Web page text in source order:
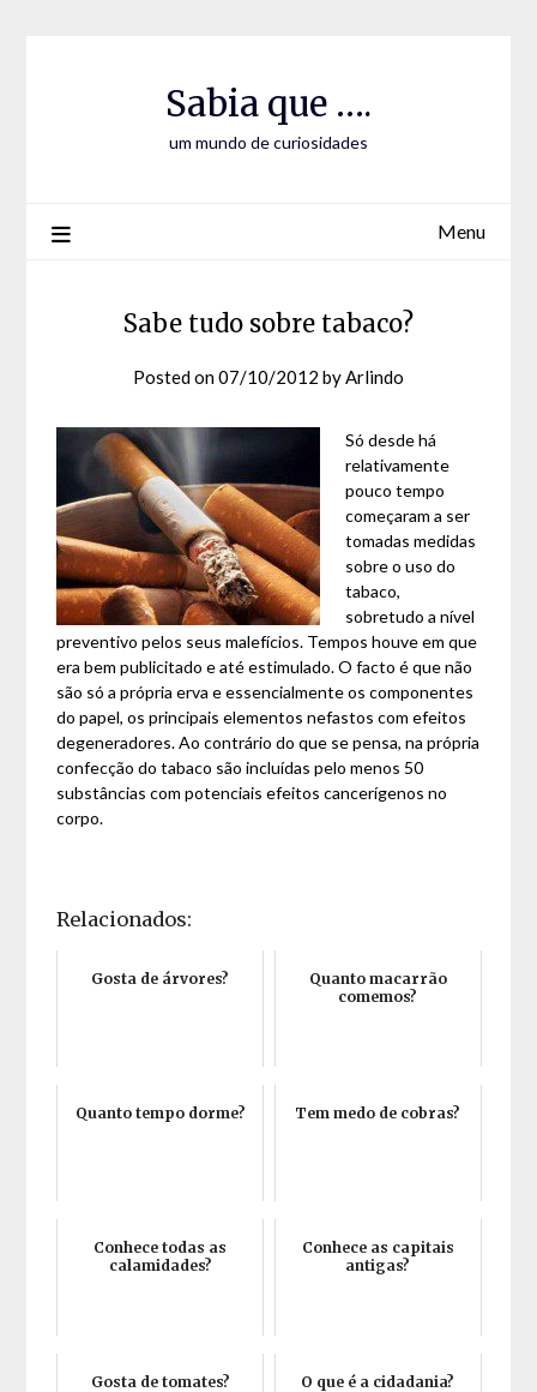
Sabia que ….
um mundo de curiosidades
Menu
Sabe tudo sobre tabaco?
Posted on07/10/2012 byArlindo
Só desde há
relativamente
pouco tempo
começaram a ser
tomadas medidas
sobre o uso do
tabaco,
sobretudo a nível
preventivo pelos seus malefícios. Tempos houve em que
era bem publicitado e até estimulado. O facto é que não
são só a própria erva e essencialmente os componentes
do papel, os principais elementos nefastos com efeitos
degeneradores. Ao contrário do que se pensa, na própria
confecção do tabaco são incluídas pelo menos 50
substâncias com potenciais efeitos cancerígenos no
corpo.
Relacionados:
Gosta de árvores?
Quanto macarrão
comemos?
Quanto tempo dorme? Tem medo de cobras?
Conhece todas as
calamidades?
Conhece as capitais
antigas?
Gosta de tomates? O que é a cidadania?